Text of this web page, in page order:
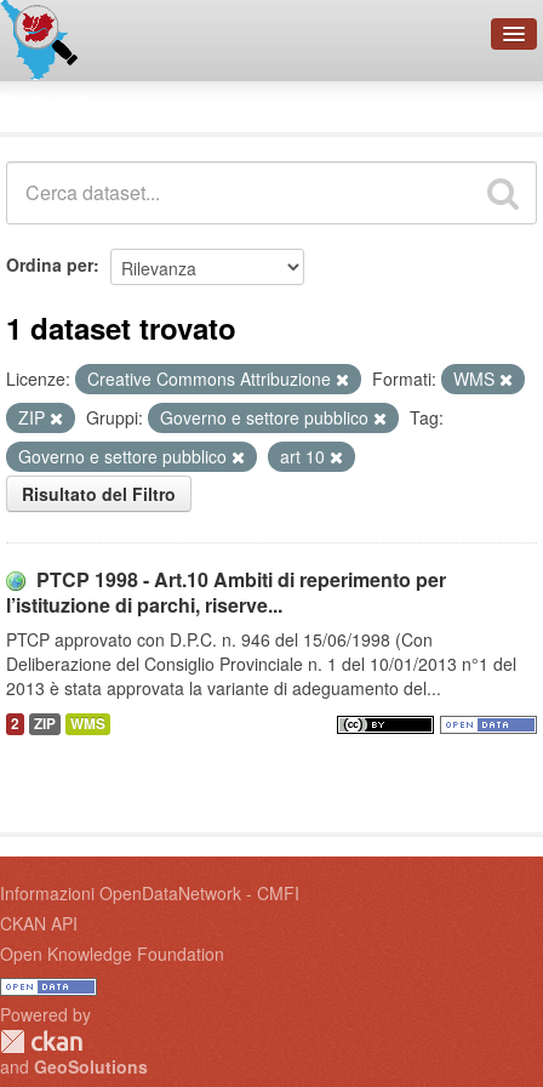
Organizzazioni
Ordina per
1 dataset trovato
Licenze: Creative Commons Attribuzione Formati:
WMS
ZIP
Gruppi: Governo e settore pubblico
Tag:
Governo e settore pubblico
art 10
Risultato del Filtro
PTCP 1998 - Art.10 Ambiti di reperimento per
l’istituzione di parchi, riserve...
PTCP approvato con D.P.C. n. 946 del 15/06/1998 (Con
Deliberazione del Consiglio Provinciale n. 1 del 10/01/2013 n°1 del
2013 è stata approvata la variante di adeguamento del...
2 ZIP WMS
Informazioni OpenDataNetwork - CMFI
CKAN API
Open Knowledge Foundation
Powered by
and GeoSolutions